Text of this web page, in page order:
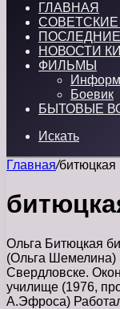
ГЛАВНАЯ
НОВОСТИ
ФИЛЬМЫ
Боевик
БЫТОВЫЕ
Искать
Главная/битюцкая
Ольга Битюцкая
(Ольга Шемелина)
Свердловске.
училище (1976,
А.Эфроса)